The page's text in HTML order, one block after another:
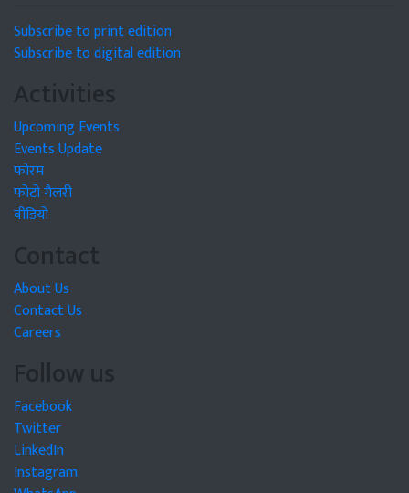
Subscribe to print edition
Subscribe to digital edition
Activities
Upcoming Events
Events Update
फोरम
फोटो गैलरी
वीडियो
Contact
About Us
Contact Us
Careers
Follow us
Facebook
Twitter
LinkedIn
Instagram